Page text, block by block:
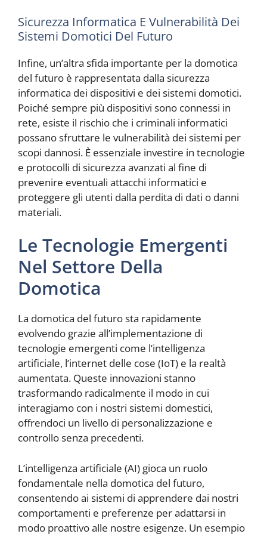
Sicurezza Informatica E Vulnerabilità Dei
Sistemi Domotici Del Futuro
Infine, un’altra sfida importante per la domotica
del futuro è rappresentata dalla sicurezza
informatica dei dispositivi e dei sistemi domotici.
Poiché sempre più dispositivi sono connessi in
rete, esiste il rischio che i criminali informatici
possano sfruttare le vulnerabilità dei sistemi per
scopi dannosi. È essenziale investire in tecnologie
e protocolli di sicurezza avanzati al fine di
prevenire eventuali attacchi informatici e
proteggere gli utenti dalla perdita di dati o danni
materiali.
Le Tecnologie Emergenti
Nel Settore Della
Domotica
La domotica del futuro sta rapidamente
evolvendo grazie all’implementazione di
tecnologie emergenti come l’intelligenza
artificiale, l’internet delle cose (IoT) e la realtà
aumentata. Queste innovazioni stanno
trasformando radicalmente il modo in cui
interagiamo con i nostri sistemi domestici,
offrendoci un livello di personalizzazione e
controllo senza precedenti.
L’intelligenza artificiale (AI) gioca un ruolo
fondamentale nella domotica del futuro,
consentendo ai sistemi di apprendere dai nostri
comportamenti e preferenze per adattarsi in
modo proattivo alle nostre esigenze. Un esempio